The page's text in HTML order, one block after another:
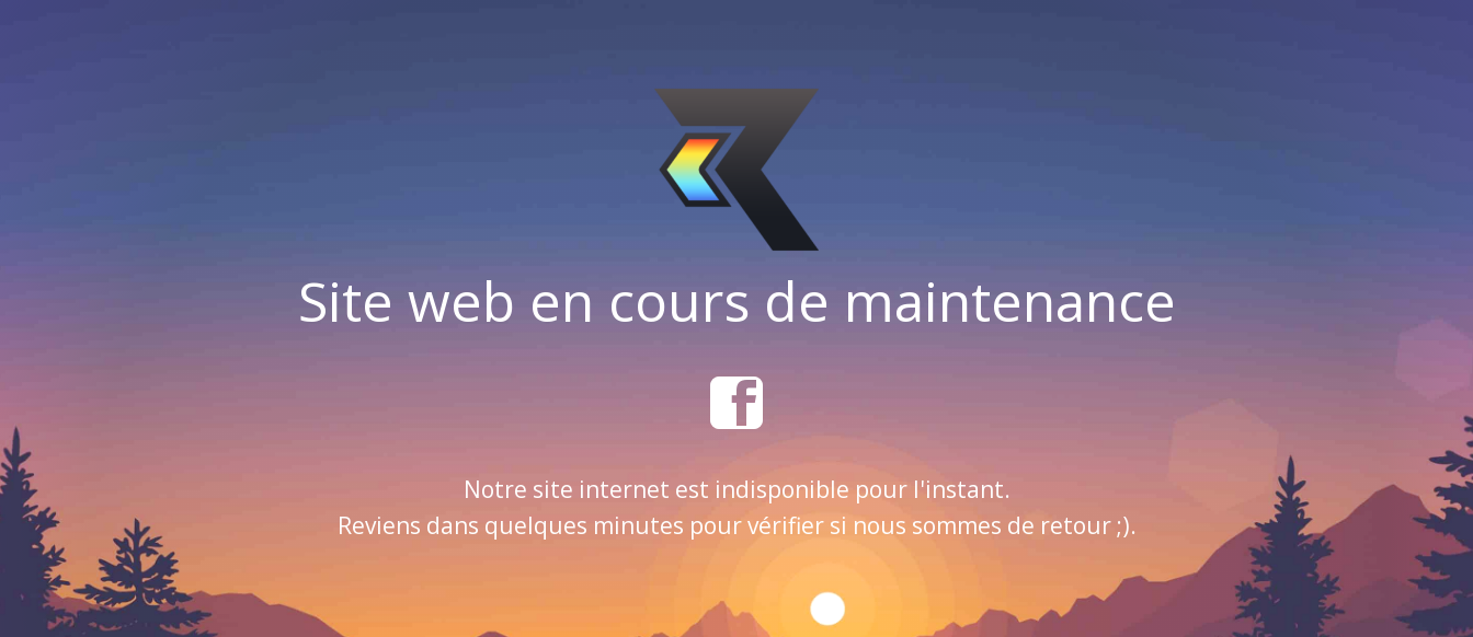
Site web en cours de maintenance
Notre site internet est indisponible pour l'instant.
Reviens dans quelques minutes pour vérifier si nous sommes de retour ;).